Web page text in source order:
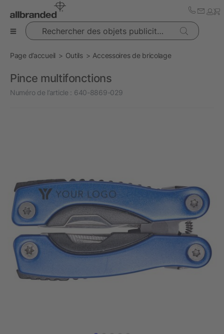
Rechercher des objets publicitaires
Page d’accueil Outils Accessoires de bricolage
Pince multifonctions
Numéro de l’article : 640-8869-029